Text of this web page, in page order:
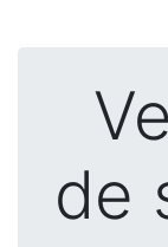
de